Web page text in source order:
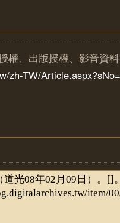
權、出版授權、影音資
zh-TW/